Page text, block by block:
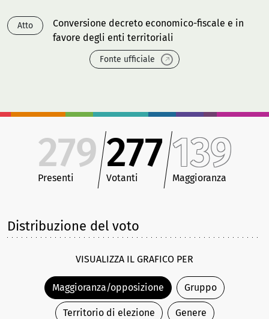
Atto
Conversione decreto economico-fiscale e in
favore degli enti territoriali
Fonte ufficiale
279
Presenti
277
Votanti
139
Maggioranza
Distribuzione del voto
VISUALIZZA IL GRAFICO PER
Maggioranza/opposizione Gruppo
Territorio di elezione Genere